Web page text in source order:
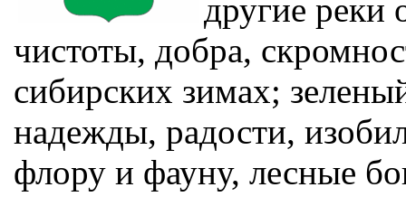
другие реки
чистоты, добра,
сибирских зимах;
надежды, радости,
флору и фауну, лесные